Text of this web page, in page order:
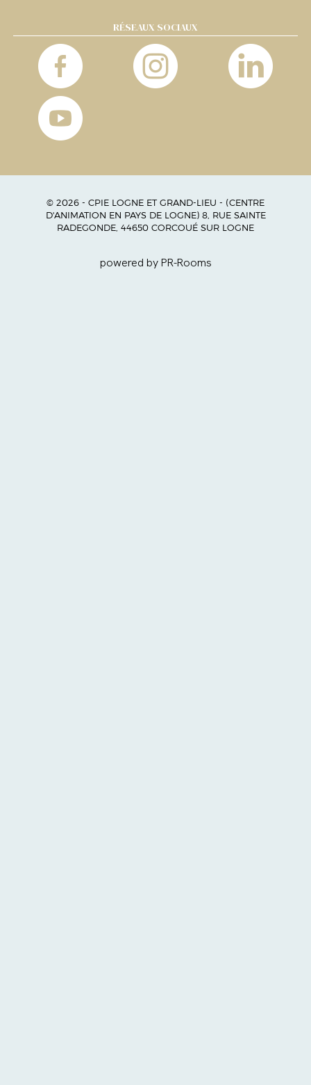
RÉSEAUX SOCIAUX
© 2026 - CPIE LOGNE ET GRAND-LIEU - (CENTRE
D'ANIMATION EN PAYS DE LOGNE) 8, RUE SAINTE
RADEGONDE, 44650 CORCOUÉ SUR LOGNE
powered by PR-Rooms